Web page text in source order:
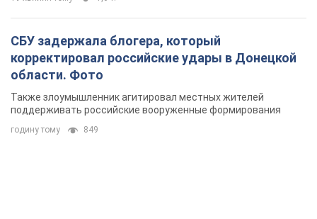
СБУ задержала блогера, который
корректировал российские удары в Донецкой
области. Фото
Также злоумышленник агитировал местных жителей
поддерживать российские вооруженные формирования
годину тому 849